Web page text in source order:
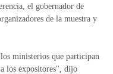
el gobernador de
de la muestra y
ministerios que participan
los expositores", dijo